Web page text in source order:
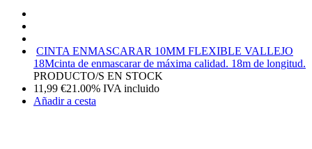
CINTA ENMASCARAR 10MM FLEXIBLE VALLEJO
18Mcinta de enmascarar de máxima calidad. 18m de longitud.
PRODUCTO/S EN STOCK
11,99 €21.00% IVA incluido
Añadir a cesta